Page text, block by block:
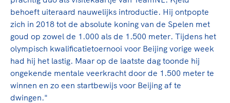
Sport verenigt. Op sportclubs, pleintjes, tijdens
een rondje fietsen, door samen te skaten of naar
de sportschool te gaan. Door samen te juichen
voor Sifan Hassan, Rico Verhoeven, Diede de
Groot en het Nederlands Elftal. Of met trots te
genieten van de karatewedstrijd van je dochter,
de halve marathon van je moeder of de
hockeywedstrijd van je buurjongen.
Clubondersteuning
Beroepskrachten
Samen voor een veilige
sportomgeving
Voor welk gedrag staat de club? Wat mag wel
De TeamNL Academie
De TeamNL Academie biedt een leer- en
ontwikkelprogramma voor de volgende functies
binnen TeamNL programma's: experts, coaches,
bestuurders, (technisch) directeuren, managers en
toekomstig kader.
behoeft uiteraard nauwelijks introductie. Hij ontpopte
zich in 2018 tot de absolute koning van de Spelen met
goud op zowel de 1.000 als de 1.500 meter. Tijdens het
olympisch kwalificatietoernooi voor Beijing vorige week
had hij het lastig. Maar op de laatste dag toonde hij
ongekende mentale veerkracht door de 1.500 meter te
winnen en zo een startbewijs voor Beijing af te
dwingen."